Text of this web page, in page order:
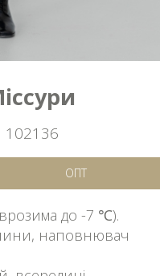
102136
ОПТ
до -7 ℃).
наповнювач